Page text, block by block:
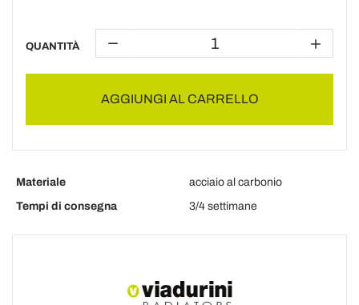
QUANTITÀ
AGGIUNGI AL CARRELLO
Materiale
acciaio al carbonio
Tempi di consegna
3/4 settimane